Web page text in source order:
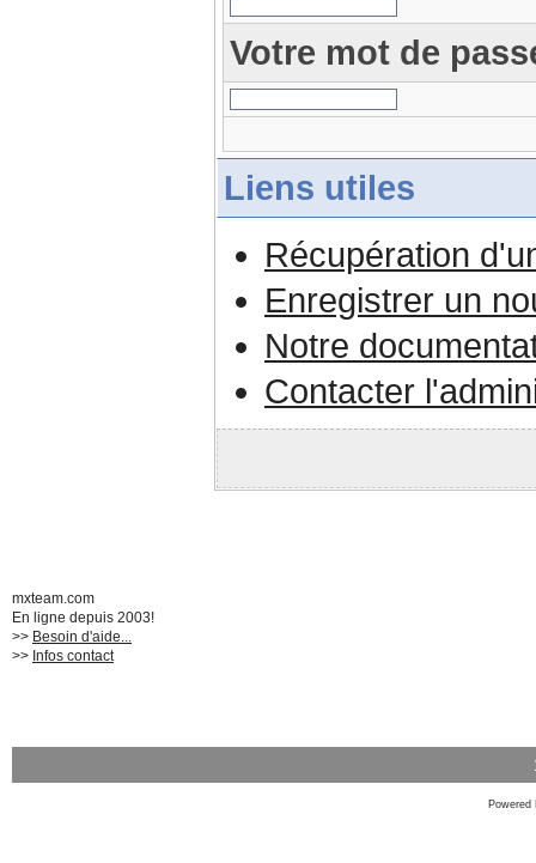
Votre mot de
Liens utiles
Récupération
Enregistrer un
Notre
Contacter
mxteam.com
En ligne depuis 2003!
>> Besoin d'aide...
>> Infos contact